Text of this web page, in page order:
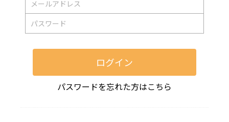
ログイン
パスワードを忘れた方はこちら